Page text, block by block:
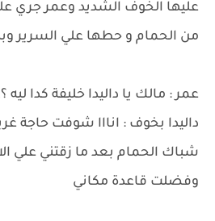
عليها الخوف الشديد وعمر جري
من الحمام و حطها علي السرير
عمر : مالك يا داليدا خليفة كدا ليه
داليدا بخوف : انااا شوفت حاجة
شباك الحمام بعد ما زقتني علي
وفضلت قاعدة مكاني